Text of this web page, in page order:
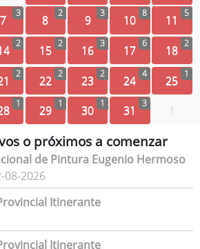
7 3 8 2 9 3 10 8 11 5
2 15 2 16 3 17 6 18 2
2 22 2 23 2 24 4 25 1
1 29 1 30 1 31 3 1
o próximos a comenzar
de Pintura Eugenio Hermoso
08-2026
Itinerante
Itinerante